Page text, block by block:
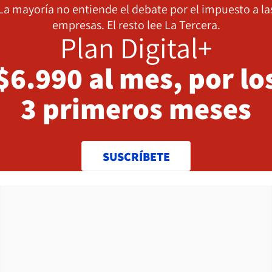
mayoría no entiende el debate por el impuesto a
empresas. El resto lee La Tercera.
Plan Digital+
al mes, por
3 primeros meses
SUSCRÍBETE